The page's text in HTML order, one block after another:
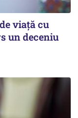
viaţă cu
un deceniu